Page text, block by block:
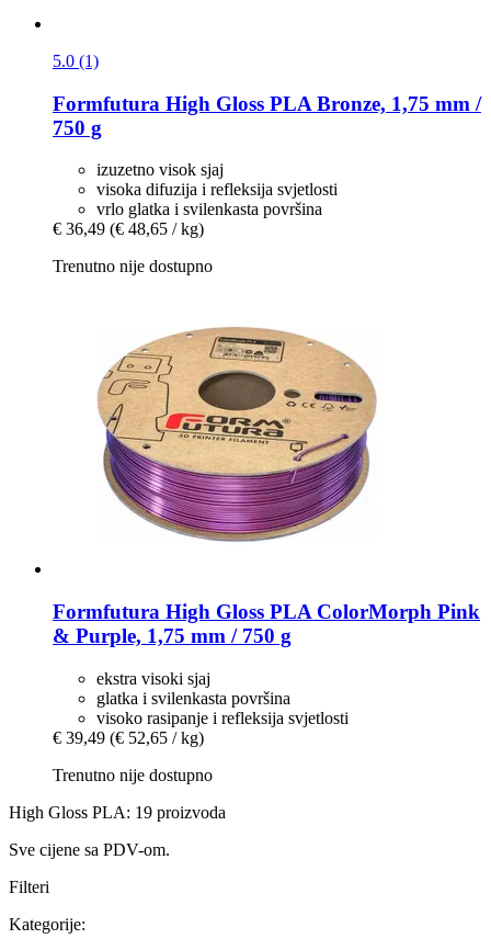
5.0 (1)
Formfutura High Gloss PLA Bronze, 1,75 mm /
750 g
izuzetno visok sjaj
visoka difuzija i refleksija svjetlosti
vrlo glatka i svilenkasta površina
€ 36,49 (€ 48,65 / kg)
Trenutno nije dostupno
Formfutura High Gloss PLA ColorMorph Pink
& Purple, 1,75 mm / 750 g
ekstra visoki sjaj
glatka i svilenkasta površina
visoko rasipanje i refleksija svjetlosti
€ 39,49 (€ 52,65 / kg)
Trenutno nije dostupno
High Gloss PLA: 19 proizvoda
Sve cijene sa PDV-om.
Filteri
Kategorije: